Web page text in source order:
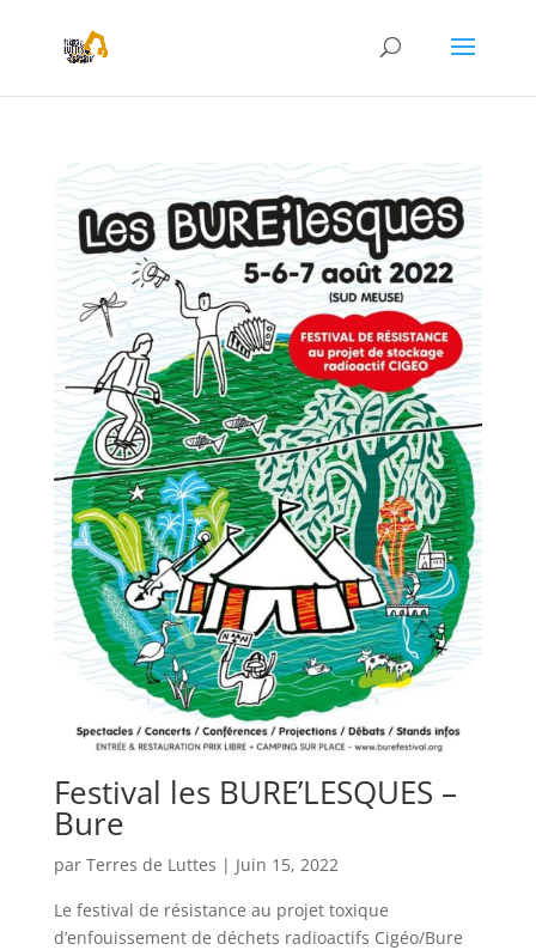
Festival les BURE’LESQUES –
Bure
par Terres de Luttes | Juin 15, 2022
Le festival de résistance au projet toxique
d’enfouissement de déchets radioactifs Cigéo/Bure